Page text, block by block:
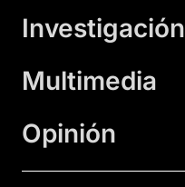
Investigación
Multimedia
Opinión